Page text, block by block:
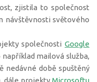
zjistila to společnost
návštěvnosti světového
společnosti Google
mailová služba,
nedávné době spuštěný
dále projekty Microsoftu